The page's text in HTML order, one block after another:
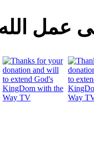
عمل الله